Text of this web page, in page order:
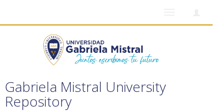
Gabriela Mistral University
Repository